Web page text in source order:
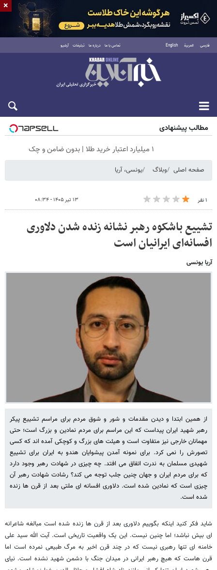
فارسی العربية English تماس با ما درباره ما تبلیغات آرشیو
جمعه ۱۶ مرداد ۱۴۰۵
مطالب پیشنهادی
۱ میلیارد اعتبار خرید طلا | بدون ضامن و چک
صفحه اصلی وبلاگ یونسی، آریا
۱ نفر ۱۳ تیر ۱۴۰۵ - ۰۸:۳۴
تشییع باشکوه رهبر نشانه زنده شدن دلاوری
افسانه‌ای ایرانیان است
آریا یونسی
از همین ابتدا و دیدن مقدمات و شور و شوق مردم برای مراسم تشییع پیکر
رهبر شهید ایران پیداست که این مراسم برای مردم نمادین و بزرگ است؛ حتی
مهمانان خارجی نیز متفاوت است و هیئت های بزرگ و کوچکی آمده اند که کسی
تصورش را نمی کرد. برای نمونه آمدن پیشوایان هندو به ایران برای تشییع
شهیدی مسلمان به ندرت اتفاق می افتد. چه چیزی در شهادت رهبر وجود دارد
که برای مردم ایران و جهان چنین جلب توجه می کند؟ رشادت شهادت رهبر آن
چیزی است که نمادین شده است. دلاوری افسانه ای ملتی بعد از قرن ها زنده
شده است.
شاید فکر کنید اینکه بگوییم دلاوری بعد از قرن ها زنده شده است مبالغه شاعرانه
ای بیش نباشد؛ اما چنین نیست. این یک واقعیت تاریخی است. آیت الله سید علی
خامنه ای تنها رهبری نیست که در چند قرن اخیر به مرگ طبیعی نمرده است اما
قرن هاست که هیچ رهبر ایرانی در میدان جنگ با دشمن شهید نشده است. نیای
×